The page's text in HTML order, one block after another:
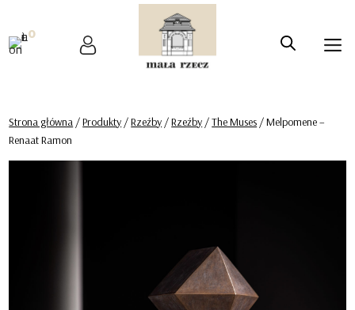
0
Strona główna /Produkty /Rzeźby /Rzeźby /The Muses / Melpomene –
Renaat Ramon